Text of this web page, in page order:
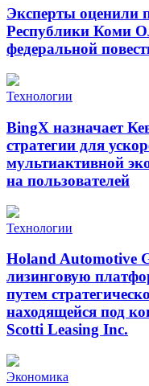
Эксперты оценили
Республики Коми
федеральной
Технологии
BingX назначает
стратегии для
мультиактивной
на пользователей
Технологии
Holand Automotive
лизинговую
путем
находящейся под
Scotti Leasing Inc.
Экономика